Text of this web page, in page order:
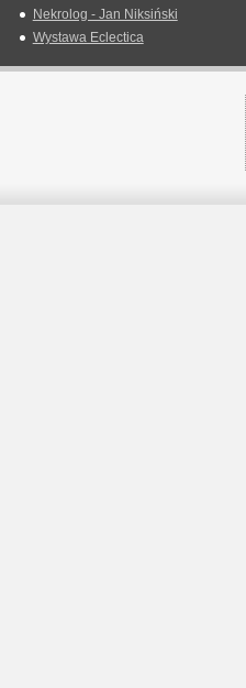
Nekrolog - Jan Niksiński
Wystawa Eclectica